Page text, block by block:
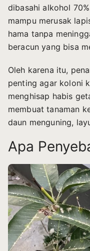
dibasahi alkohol
mampu merusak
hama tanpa
beracun yang bisa
Oleh karena itu,
penting agar koloni
menghisap habis
membuat tanaman
daun menguning,
Apa